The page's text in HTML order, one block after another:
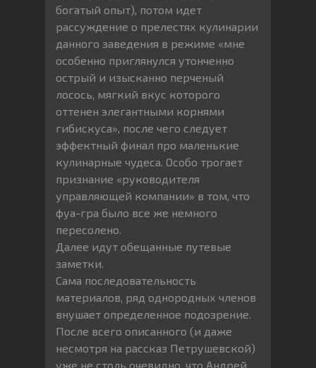
богатый опыт), потом идет
рассуждение о прелестях кулинарии
данного заведения в режиме «мне
особенно приглянулся утонченно
острый и изысканно перченый
лосось, мягкий вкус которого
оттенен элегантными корнями
гибискуса», после чего следует
эффектный финал про маленькие
кулинарные чудеса. Особо трогает
признание «руководителя
управляющей компании» в том, что
фуа-гра было все же немного
пересолено.
Далее идут обещанные путевые
заметки.
Сама последовательность
материалов, ряд однородных членов
внушает определенное подозрение.
После всего описанного (и даже
несмотря на рассказ Петрушевской)
уже не столь очевидно, что Андрей